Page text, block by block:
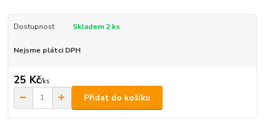
Dostupnost Skladem 2 ks
Nejsme plátci DPH
25 Kč/ks
Přidat do košíku